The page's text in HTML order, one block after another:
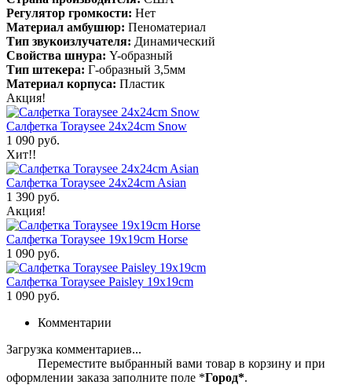
Регулятор громкости: Нет
Материал амбушюр: Пеноматериал
Тип звукоизлучателя: Динамический
Свойства шнура: Y-образный
Тип штекера: Г-образный 3,5мм
Материал корпуса: Пластик
Акция!
Салфетка Toraysee 24x24cm Snow
1 090 руб.
Хит!!
Салфетка Toraysee 24x24cm Asian
1 390 руб.
Акция!
Салфетка Toraysee 19x19cm Horse
1 090 руб.
Салфетка Toraysee Paisley 19x19cm
1 090 руб.
Комментарии
Загрузка комментариев...
Переместите выбранный вами товар в корзину и при
оформлении заказа заполните поле *Город*.